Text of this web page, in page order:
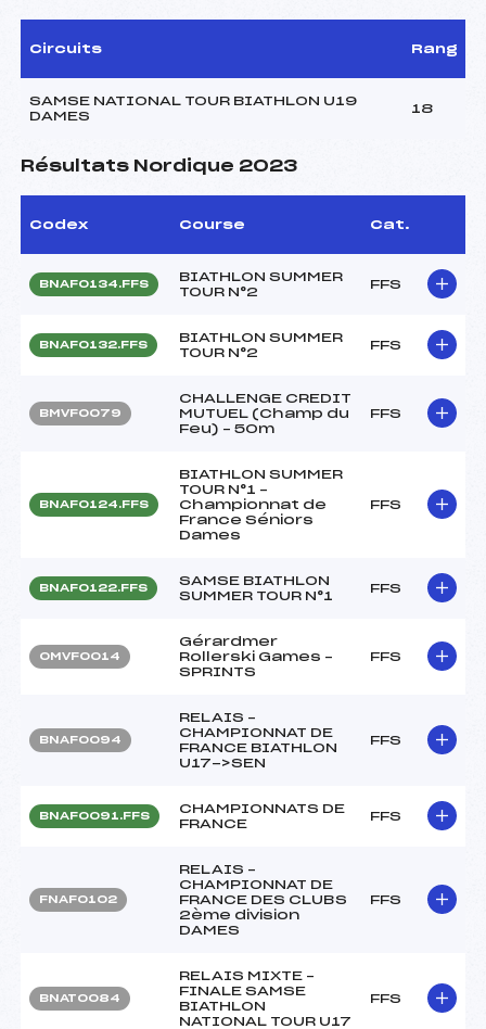
Circuits Rang
SAMSE NATIONAL TOUR BIATHLON U19
DAMES
18
Résultats Nordique 2023
Codex Course Cat.
BNAF0134.FFS
BIATHLON SUMMER
TOUR N°2
FFS
BNAF0132.FFS
BIATHLON SUMMER
TOUR N°2
FFS
BMVF0079
CHALLENGE CREDIT
MUTUEL (Champ du
Feu) – 50m
FFS
BNAF0124.FFS
BIATHLON SUMMER
TOUR N°1 –
Championnat de
France Séniors
Dames
FFS
BNAF0122.FFS
SAMSE BIATHLON
SUMMER TOUR N°1
FFS
OMVF0014
Gérardmer
Rollerski Games –
SPRINTS
FFS
BNAF0094
RELAIS –
CHAMPIONNAT DE
FRANCE BIATHLON
U17->SEN
FFS
BNAF0091.FFS
CHAMPIONNATS DE
FRANCE
FFS
FNAF0102
RELAIS –
CHAMPIONNAT DE
FRANCE DES CLUBS
2ème division
DAMES
FFS
BNAT0084
RELAIS MIXTE –
FINALE SAMSE
BIATHLON
NATIONAL TOUR U17
FFS